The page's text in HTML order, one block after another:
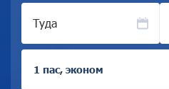
Туда
1 пас, эконом